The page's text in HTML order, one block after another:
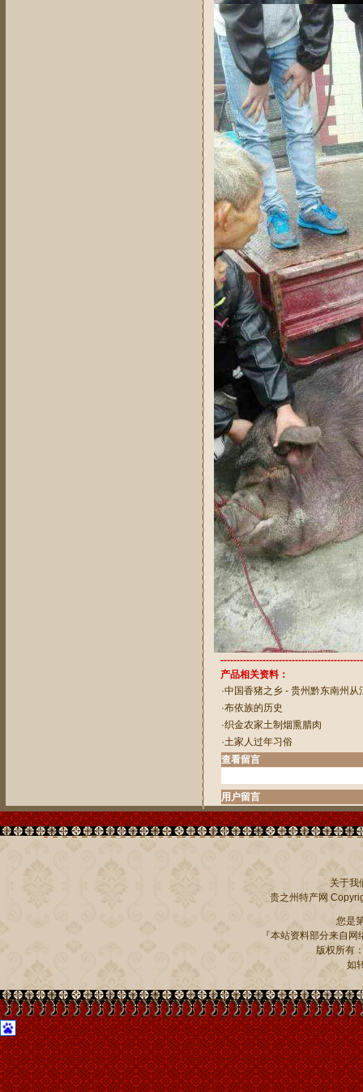
产品相关资料：
·中国香猪之乡 - 贵州黔东南州从
·布依族的历史
·织金农家土制烟熏腊肉
·土家人过年习俗
查看留言
用户留言
关于我
贵之州特产网
您是
『本站资料部分来自
版权所有
如